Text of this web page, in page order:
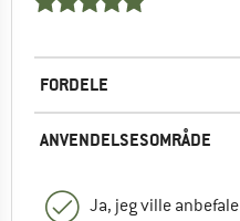
FORDELE
ANVENDELSESOMRÅDE
Ja, jeg ville